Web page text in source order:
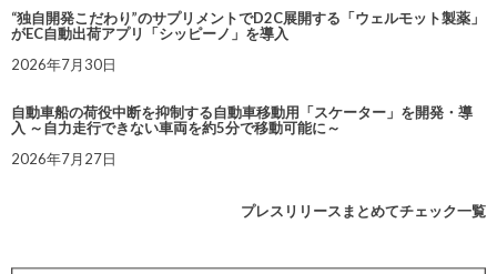
“独自開発こだわり”のサプリメントでD2C展開する「ウェルモット製薬」
がEC自動出荷アプリ「シッピーノ」を導入
2026年7月30日
自動車船の荷役中断を抑制する自動車移動用「スケーター」を開発・導
入 ～自力走行できない車両を約5分で移動可能に～
2026年7月27日
プレスリリースまとめてチェック一覧